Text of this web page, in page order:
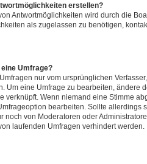
erstellen?
Antwortmöglichkeiten wird durch die
als zugelassen zu benötigen,
Umfrage?
nur vom ursprünglichen
Um eine Umfrage zu bearbeiten, ändere
verknüpft. Wenn niemand eine Stimme
bearbeiten. Sollte allerdings
noch von Moderatoren oder
laufenden Umfragen verhindert werden.